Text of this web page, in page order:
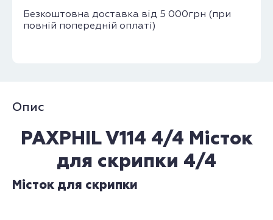
Безкоштовна доставка від 5 000грн (при
повній попередній оплаті)
Опис
PAXPHIL V114 4/4 Місток
для скрипки 4/4
Місток для скрипки